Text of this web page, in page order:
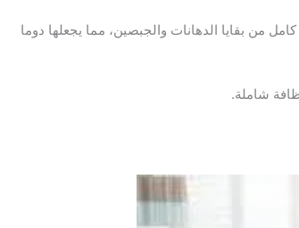
من بقايا الدهانات والجبصين، مما يجعلها دوما
شاملة.